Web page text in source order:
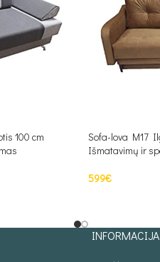
100 cm
Sofa-lova M17
Išmatavimų ir
599€
INFORMACIJA